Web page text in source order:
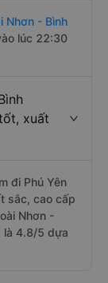
Nhơn - Bình
lúc 22:30
xuất
đi Phú Yên
sắc, cao cấp
Nhơn -
là 4.8/5 dựa